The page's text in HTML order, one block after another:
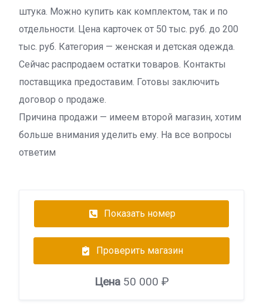
штука. Можно купить как комплектом, так и по
отдельности. Цена карточек от 50 тыс. руб. до 200
тыс. руб. Категория — женская и детская одежда.
Сейчас распродаем остатки товаров. Контакты
поставщика предоставим. Готовы заключить
договор о продаже.
Причина продажи — имеем второй магазин, хотим
больше внимания уделить ему. На все вопросы
ответим
Показать номер
Проверить магазин
Цена50 000 ₽